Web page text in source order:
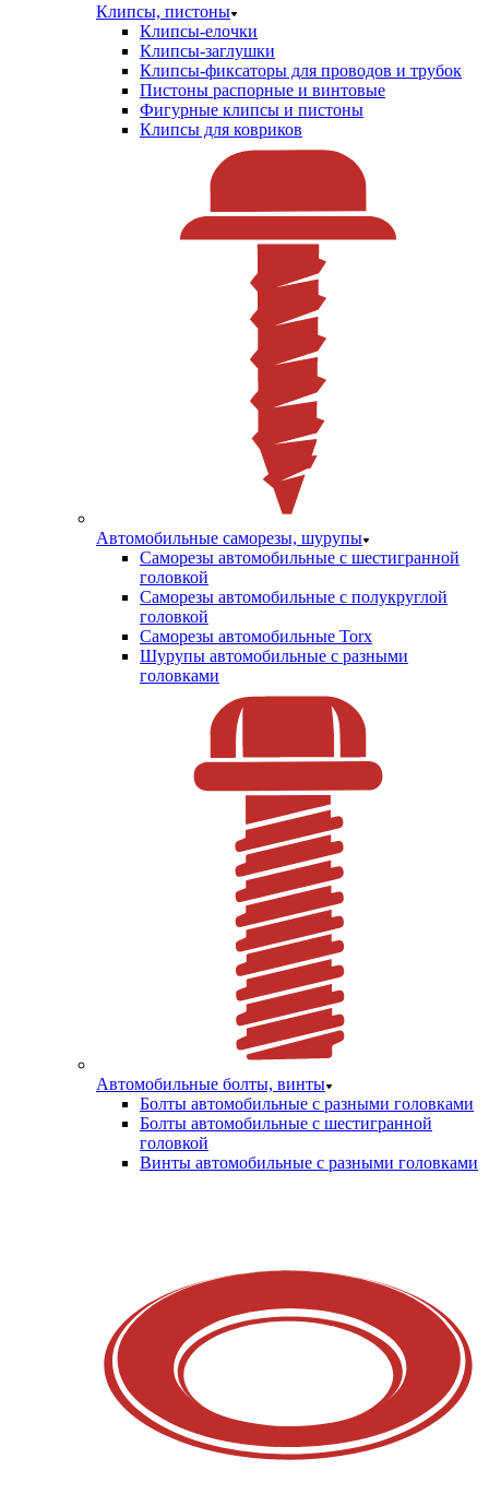
Клипсы, пистоны
Клипсы-елочки
Клипсы-заглушки
Клипсы-фиксаторы для проводов и трубок
Пистоны распорные и винтовые
Фигурные клипсы и пистоны
Клипсы для ковриков
Автомобильные саморезы, шурупы
Саморезы автомобильные с шестигранной
головкой
Саморезы автомобильные с полукруглой
головкой
Саморезы автомобильные Torx
Шурупы автомобильные с разными
головками
Автомобильные болты, винты
Болты автомобильные с разными головками
Болты автомобильные с шестигранной
головкой
Винты автомобильные с разными головками